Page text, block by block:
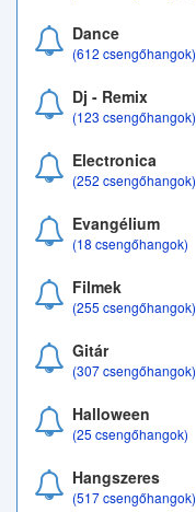
Dance
(612 csengőhangok)
Dj - Remix
(123 csengőhangok)
Electronica
(252 csengőhangok)
Evangélium
(18 csengőhangok)
Filmek
(255 csengőhangok)
Gitár
(307 csengőhangok)
Halloween
(25 csengőhangok)
Hangszeres
(517 csengőhangok)